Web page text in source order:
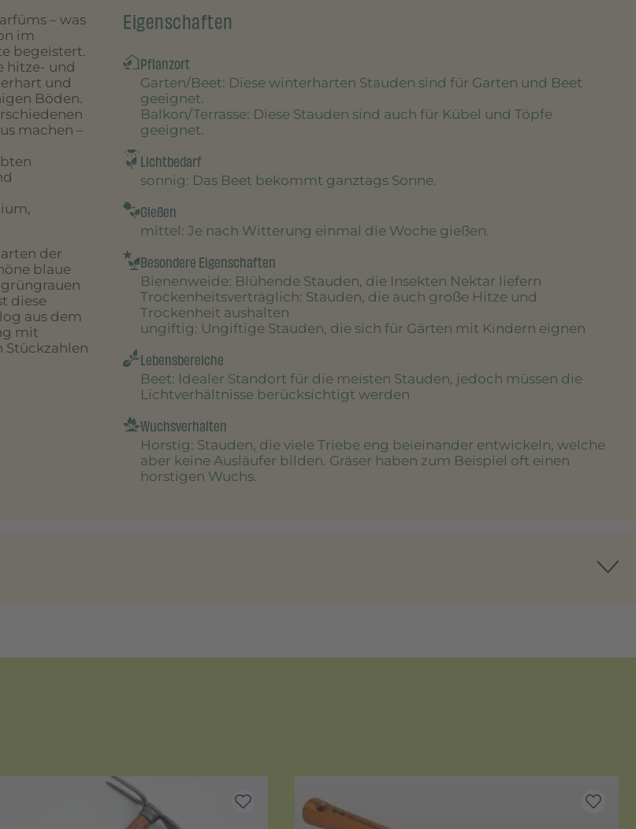
– was
im
begeistert.
hitze- und
und
Böden.
machen –
der
blaue
diese
aus dem
mit
Stückzahlen
Eigenschaften
Pflanzort
Garten/Beet: Diese winterharten Stauden sind für Garten und Beet
geeignet.
Balkon/Terrasse: Diese Stauden sind auch für Kübel und Töpfe
geeignet.
Lichtbedarf
sonnig: Das Beet bekommt ganztags Sonne.
Gießen
mittel: Je nach Witterung einmal die Woche gießen.
Besondere Eigenschaften
Bienenweide: Blühende Stauden, die Insekten Nektar liefern
Trockenheitsverträglich: Stauden, die auch große Hitze und
Trockenheit aushalten
ungiftig: Ungiftige Stauden, die sich für Gärten mit Kindern eignen
Lebensbereiche
Beet: Idealer Standort für die meisten Stauden, jedoch müssen die
Lichtverhältnisse berücksichtigt werden
Wuchsverhalten
Horstig: Stauden, die viele Triebe eng beieinander entwickeln, welche
aber keine Ausläufer bilden. Gräser haben zum Beispiel oft einen
horstigen Wuchs.